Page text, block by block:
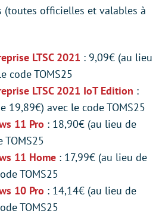
officielles et valables à
LTSC 2021 : 9,09€ (au lieu
code TOMS25
LTSC 2021 IoT Edition :
19,89€) avec le code TOMS25
11 Pro : 18,90€ (au lieu de
TOMS25
11 Home : 17,99€ (au lieu de
TOMS25
10 Pro : 14,14€ (au lieu de
TOMS25